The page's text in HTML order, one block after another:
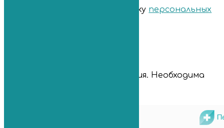
Я согласен(-на) на обработку персональных
Имеются противопоказания. Необходима